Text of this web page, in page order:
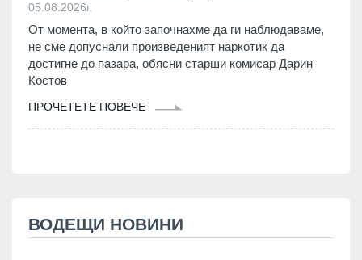
05.08.2026г.
От момента, в който започнахме да ги наблюдаваме,
не сме допуснали произведеният наркотик да
достигне до пазара, обясни старши комисар Дарин
Костов
ПРОЧЕТЕТЕ ПОВЕЧЕ
ВОДЕЩИ НОВИНИ